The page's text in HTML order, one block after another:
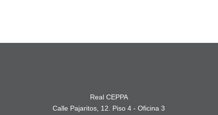
Real CEPPA
Calle Pajaritos, 12. Piso 4 - Oficina 3